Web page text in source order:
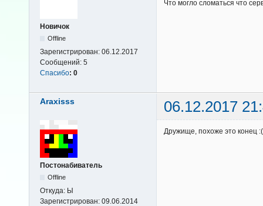
Новичок
Offline
Зарегистрирован: 06.12.2017
Сообщений: 5
Спасибо: 0
Что могло сломаться что
Araxisss 06.12.2017
Постонабиватель
Offline
Откуда: Ы
Зарегистрирован: 09.06.2014
Дружище, похоже это конец :(